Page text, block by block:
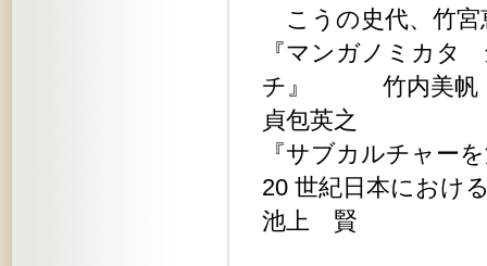
こうの史代、竹宮
『マンガノミカタ
チ』 竹内美帆
貞包英之
『サブカルチャー
20 世紀日本におけ
池上 賢